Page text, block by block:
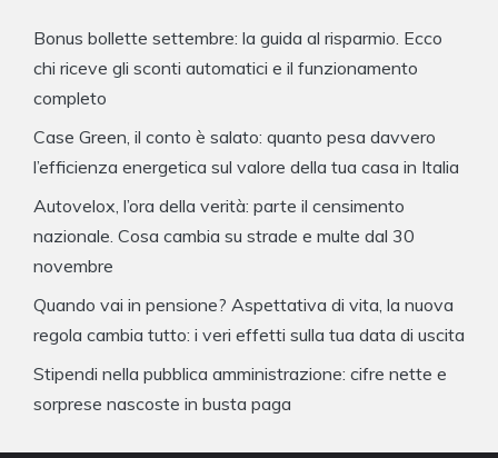
Bonus bollette settembre: la guida al risparmio. Ecco
chi riceve gli sconti automatici e il funzionamento
completo
Case Green, il conto è salato: quanto pesa davvero
l’efficienza energetica sul valore della tua casa in Italia
Autovelox, l’ora della verità: parte il censimento
nazionale. Cosa cambia su strade e multe dal 30
novembre
Quando vai in pensione? Aspettativa di vita, la nuova
regola cambia tutto: i veri effetti sulla tua data di uscita
Stipendi nella pubblica amministrazione: cifre nette e
sorprese nascoste in busta paga